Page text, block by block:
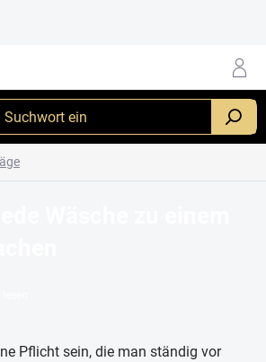
_
Pflicht sein, die man ständig vor